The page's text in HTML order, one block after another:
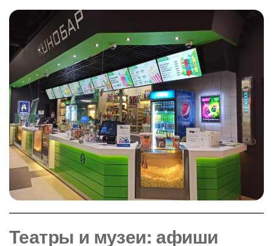
Театры и музеи: афиши